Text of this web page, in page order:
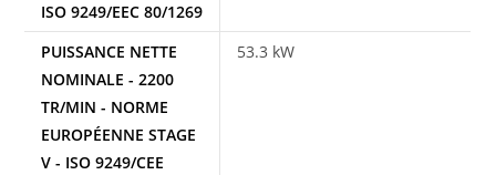
ISO 9249/EEC 80/1269
PUISSANCE NETTE
NOMINALE - 2200
TR/MIN - NORME
EUROPÉENNE STAGE
V - ISO 9249/CEE
53.3 kW